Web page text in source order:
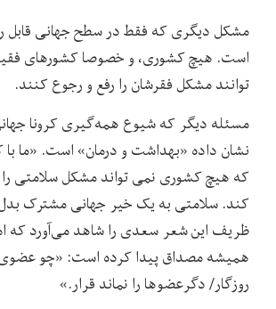
مشکل دیگری که فقط در سطح جهانی قابل
است. هیچ کشوری، و خصوصا کشورهای
توانند مشکل فقرشان را رفع و رجوع کنند.
مسئله دیگر که شیوع همه‌گیری کرونا
نشان داده «بهداشت و درمان» است. «ما با
که هیچ کشوری نمی تواند مشکل سلامتی را
کند. سلامتی به یک خیر جهانی مشترک
ظریف این شعر سعدی را شاهد می‌آورد که
همیشه مصداق پیدا کرده است: «چو عضوی
روزگار/ دگرعضوها را نماند قرار.»